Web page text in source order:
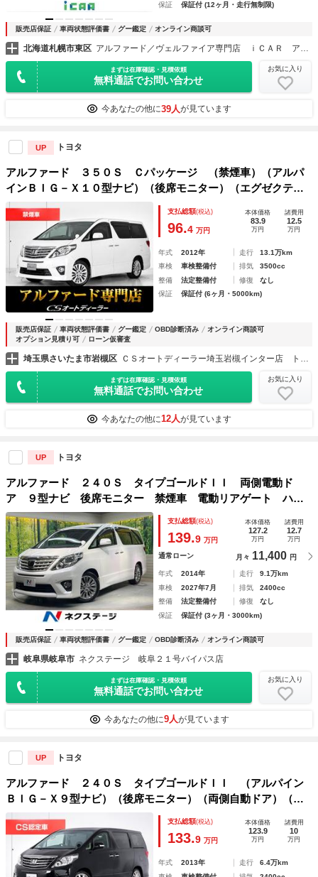
保証
保証付 (12ヶ月・走行無制限)
販売店保証 車両状態評価書 グー鑑定 オンライン商談可
北海道札幌市東区 アルファード／ヴェルファイア専門店 ｉＣＡＲ アイカー
まずは在庫確認・見積依頼
無料通話でお問い合わせ
お気に入り
今あなたの他に39人が見ています
UP トヨタ
アルファード ３５０Ｓ Ｃパッケージ （禁煙車）（アルパ
インＢＩＧ－Ｘ１０型ナビ）（後席モニター）（エグゼクティ
ブシート）両側自動ドア／パワーバックドア／バックカメラ／
クルーズコントロール／クリアランスソナー／コンビハンドル
／シートメモリ
支払総額(税込)
96.4 万円
本体価格
83.9
万円
諸費用
12.5
万円
年式 2012年 走行
13.1万km
車検
車検整備付 排気
3500cc
整備
法定整備付 修復
なし
保証
保証付 (6ヶ月・5000km)
販売店保証 車両状態評価書 グー鑑定 OBD診断済み
オンライン商談可
オプション見積り可
ローン仮審査
埼玉県さいたま市岩槻区 ＣＳオートディーラー埼玉岩槻インター店 トヨタ ２０系３０系４０系アルファード／ヴェルファイア／ハイブリッド／カスタム／高品質中古車専門店
まずは在庫確認・見積依頼
無料通話でお問い合わせ
お気に入り
今あなたの他に12人が見ています
UP トヨタ
アルファード ２４０Ｓ タイプゴールドＩＩ 両側電動ド
ア ９型ナビ 後席モニター 禁煙車 電動リアゲート ハー
フレザーシート コーナーセンサー スマートキー ＨＩＤヘ
ッド ビルトインＥＴＣ クルコン 純正１８インチアルミ
支払総額(税込)
139.9 万円
本体価格
127.2
万円
諸費用
12.7
万円
通常ローン 月々 11,400 円
年式 2014年 走行
9.1万km
車検
2027年7月 排気
2400cc
整備
法定整備付 修復
なし
保証
保証付 (3ヶ月・3000km)
販売店保証 車両状態評価書 グー鑑定 OBD診断済み オンライン商談可
岐阜県岐阜市 ネクステージ 岐阜２１号バイパス店
まずは在庫確認・見積依頼
無料通話でお問い合わせ
お気に入り
今あなたの他に9人が見ています
UP トヨタ
アルファード ２４０Ｓ タイプゴールドＩＩ （アルパイン
ＢＩＧ－Ｘ９型ナビ）（後席モニター）（両側自動ドア）（パ
ワーバックドア）特別仕様車／黒ハーフレザーシート／ＡＣ１
００Ｖ電源／クルーズコントロール／クリアランスソナー／コ
ンビハンドル／
支払総額(税込)
133.9 万円
本体価格
123.9
万円
諸費用
10
万円
年式 2013年 走行
6.4万km